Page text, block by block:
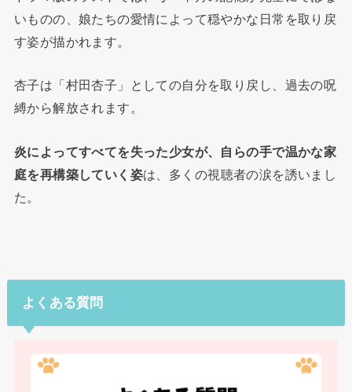
いものの、娘たちの愛情によって穏やかな日常を取り戻
す姿が描かれます。
杏子は「村田杏子」としての自分を取り戻し、過去の呪
縛から解放されます。
炎によってすべてを失った少女が、自らの手で温かな家
庭を再構築していく姿は、多くの視聴者の涙を誘いまし
た。
よくある質問